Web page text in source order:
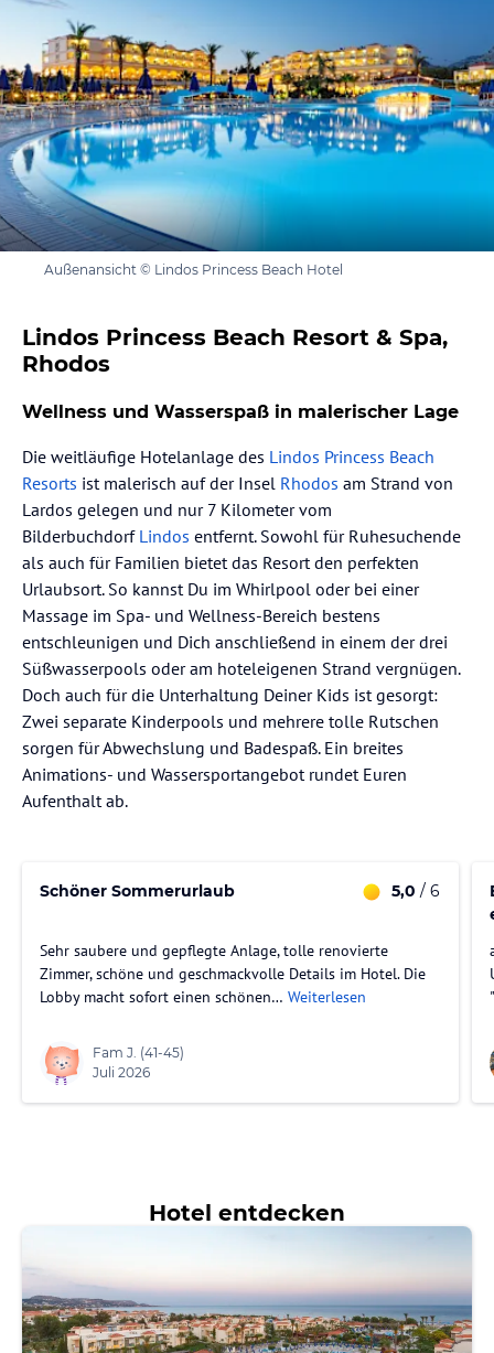
Außenansicht © Lindos Princess Beach Hotel
Lindos Princess Beach Resort & Spa,
Rhodos
Wellness und Wasserspaß in malerischer Lage
Die weitläufige Hotelanlage des Lindos Princess Beach
Resorts ist malerisch auf der Insel Rhodos am Strand von
Lardos gelegen und nur 7 Kilometer vom
BilderbuchdorfLindos entfernt. Sowohl für Ruhesuchende
als auch für Familien bietet das Resort den perfekten
Urlaubsort. So kannst Du im Whirlpool oder bei einer
Massage im Spa- und Wellness-Bereich bestens
entschleunigen und Dich anschließend in einem der drei
Süßwasserpools oder am hoteleigenen Strand vergnügen.
Doch auch für die Unterhaltung Deiner Kids ist gesorgt:
Zwei separate Kinderpools und mehrere tolle Rutschen
sorgen für Abwechslung und Badespaß. Ein breites
Animations- und Wassersportangebot rundet Euren
Aufenthalt ab.
Schöner Sommerurlaub 5,0 / 6
Sehr saubere und gepflegte Anlage, tolle renovierte
Zimmer, schöne und geschmackvolle Details im Hotel. Die
Lobby macht sofort einen schönen… Weiterlesen
Fam J. (41-45)
Juli 2026
Hotel entdecken